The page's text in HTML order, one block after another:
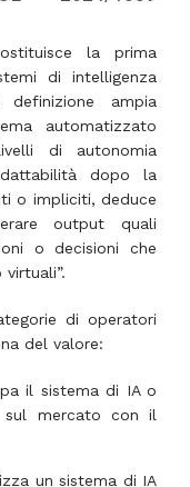
la prima
di intelligenza
ampia
automatizzato
di autonomia
dopo la
o impliciti, deduce
output quali
o decisioni che
di operatori
del valore:
il sistema di IA o
mercato con il
un sistema di IA